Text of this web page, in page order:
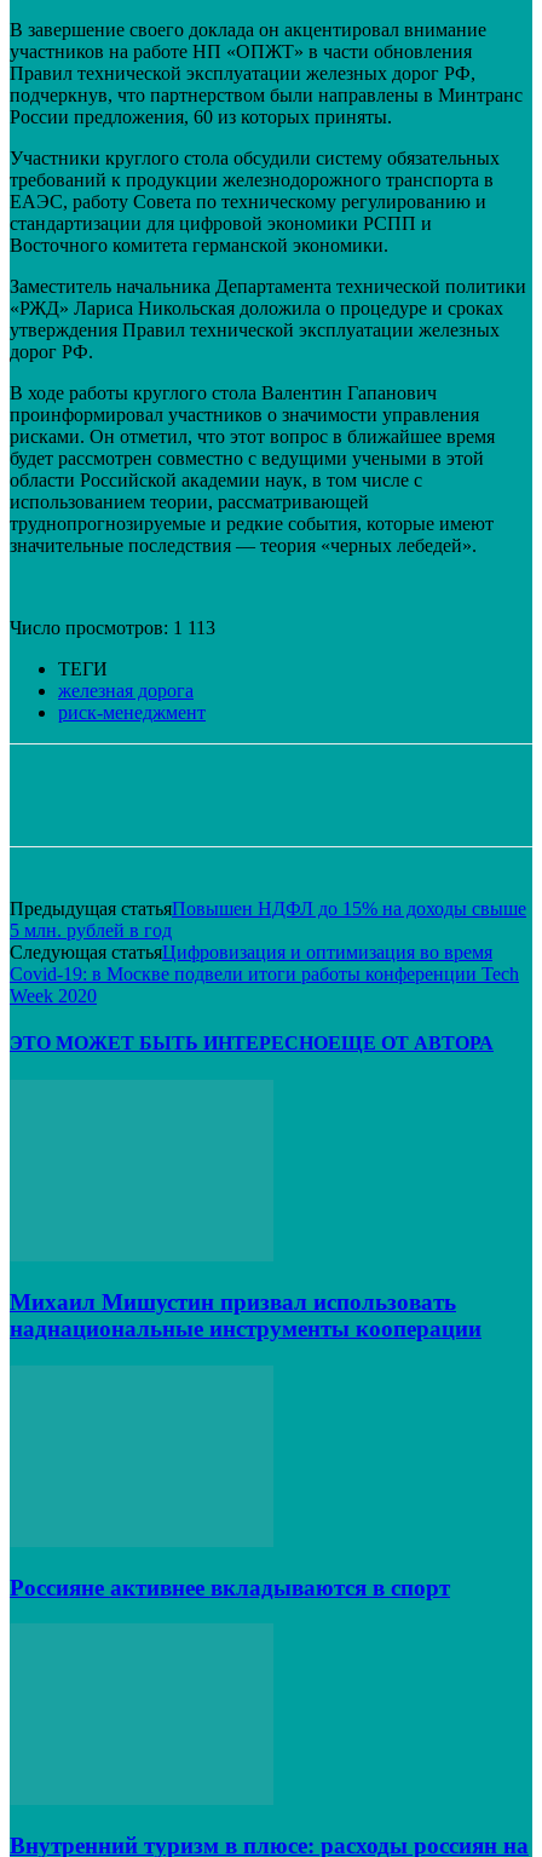
В завершение своего доклада он акцентировал внимание
участников на работе НП «ОПЖТ» в части обновления
Правил технической эксплуатации железных дорог РФ,
подчеркнув, что партнерством были направлены в Минтранс
России предложения, 60 из которых приняты.
Участники круглого стола обсудили систему обязательных
требований к продукции железнодорожного транспорта в
ЕАЭС, работу Совета по техническому регулированию и
стандартизации для цифровой экономики РСПП и
Восточного комитета германской экономики.
Заместитель начальника Департамента технической политики
«РЖД» Лариса Никольская доложила о процедуре и сроках
утверждения Правил технической эксплуатации железных
дорог РФ.
В ходе работы круглого стола Валентин Гапанович
проинформировал участников о значимости управления
рисками. Он отметил, что этот вопрос в ближайшее время
будет рассмотрен совместно с ведущими учеными в этой
области Российской академии наук, в том числе с
использованием теории, рассматривающей
труднопрогнозируемые и редкие события, которые имеют
значительные последствия — теория «черных лебедей».
Число просмотров: 1 113
ТЕГИ
железная дорога
риск-менеджмент
Предыдущая статьяПовышен НДФЛ до 15% на доходы свыше
5 млн. рублей в год
Следующая статьяЦифровизация и оптимизация во время
Covid-19: в Москве подвели итоги работы конференции Tech
Week 2020
ЭТО МОЖЕТ БЫТЬ ИНТЕРЕСНОЕЩЕ ОТ АВТОРА
Михаил Мишустин призвал использовать
наднациональные инструменты кооперации
Россияне активнее вкладываются в спорт
Внутренний туризм в плюсе: расходы россиян на